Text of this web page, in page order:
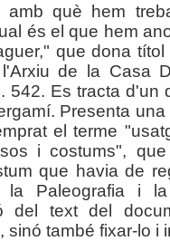
amb què hem
és el que hem
que dona
de la Casa
542. Es tracta
Presenta
el terme
i costums",
que havia de
la Paleografia i
del text del
sinó també fixar-lo i